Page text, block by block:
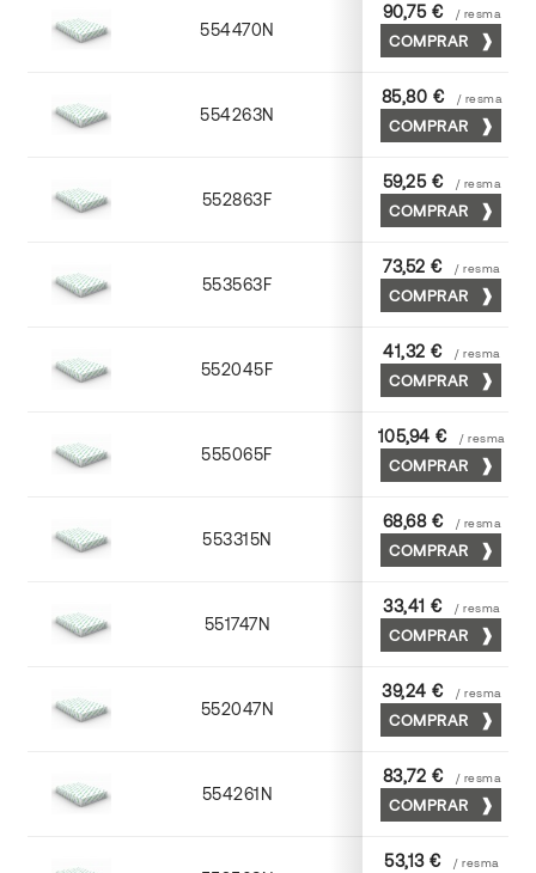
554470N 70 x 100
90,75 € / resma
COMPRAR
554263N 63 x 88
85,80 € / resma
COMPRAR
552863F 63 x 88
59,25 € / resma
COMPRAR
553563F 63 x 88
73,52 € / resma
COMPRAR
552045F 45 x 64
41,32 € / resma
COMPRAR
555065F 65 x 90
105,94 € / resma
COMPRAR
553315N 72 x 102
68,68 € / resma
COMPRAR
551747N 45 x 64
33,41 € / resma
COMPRAR
552047N 45 x 64
39,24 € / resma
COMPRAR
554261N 63 x 88
83,72 € / resma
COMPRAR
53,13 € / resma